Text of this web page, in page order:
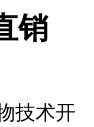
销
技术开